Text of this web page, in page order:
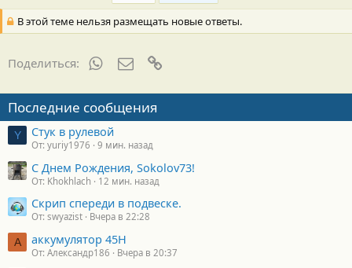
д
а
о
т
и
В этой теме нельзя размещать новые ответы.
Поделиться: WhatsAppЭлектронная почта
Последние сообщения
Y Стук в рулевой
От: yuriy1976 9 мин. назад
С Днем Рождения, Sokolov73!
От: Khokhlach 12 мин. назад
Скрип спереди в подвеске.
От: swyazist Вчера в 22:28
А аккумулятор 45H
От: Александр186 Вчера в 20:37